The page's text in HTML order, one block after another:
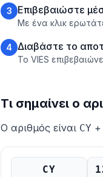
3 Επιβεβαιώστε
Με ένα κλικ
4 Διαβάστε το
Το VIES
Τι σημαίνει ο
Ο αριθμός είναι CY
CY